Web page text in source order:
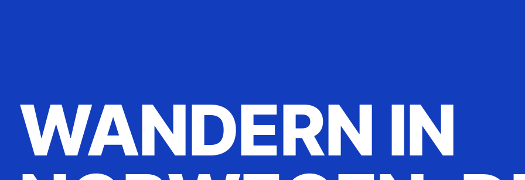
WANDERN IN